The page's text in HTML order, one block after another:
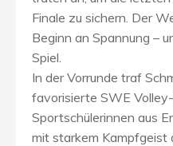
Finale zu sichern. Der
Beginn an Spannung –
Spiel.
In der Vorrunde traf
favorisierte SWE
Sportschülerinnen aus
mit starkem Kampfgeist